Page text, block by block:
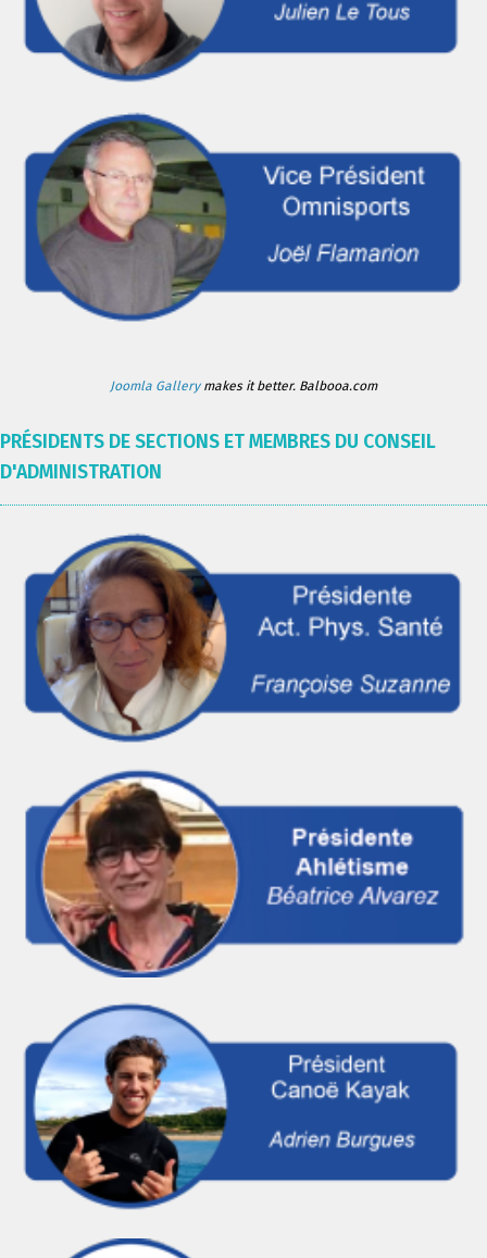
Joomla Gallerymakes it better. Balbooa.com
PRÉSIDENTS DE SECTIONS ET MEMBRES DU CONSEIL
D'ADMINISTRATION